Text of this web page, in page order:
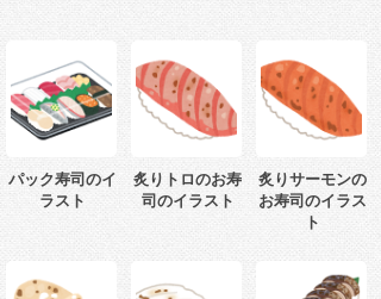
パック寿司のイ
ラスト
炙りトロのお寿
司のイラスト
炙りサーモンの
お寿司のイラス
ト